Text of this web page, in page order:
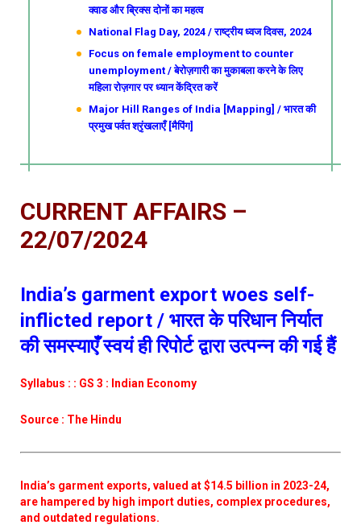
क्वाड और ब्रिक्स दोनों का महत्व
National Flag Day, 2024 / राष्ट्रीय ध्वज दिवस, 2024
Focus on female employment to counter
unemployment / बेरोज़गारी का मुकाबला करने के लिए
महिला रोज़गार पर ध्यान केंद्रित करें
Major Hill Ranges of India [Mapping] / भारत की
प्रमुख पर्वत श्रृंखलाएँ [मैपिंग]
CURRENT AFFAIRS –
22/07/2024
India’s garment export woes self-
inflicted report / भारत के परिधान निर्यात
की समस्याएँ स्वयं ही रिपोर्ट द्वारा उत्पन्न की गई हैं
Syllabus : : GS 3 : Indian Economy
Source : The Hindu
India’s garment exports, valued at $14.5 billion in 2023-24,
are hampered by high import duties, complex procedures,
and outdated regulations.